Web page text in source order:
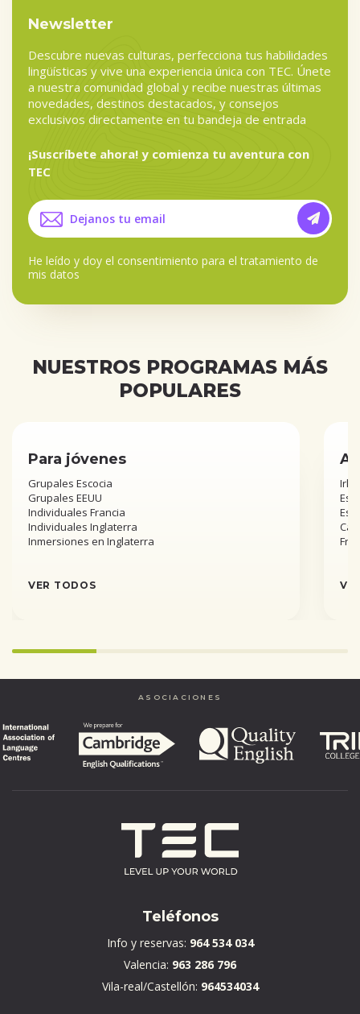
Newsletter
Descubre nuevas culturas, perfecciona tus habilidades
lingüísticas y vive una experiencia única con TEC. Únete
a nuestra comunidad global y recibe nuestras últimas
novedades, destinos destacados, y consejos
exclusivos directamente en tu bandeja de entrada
¡Suscríbete ahora! y comienza tu aventura con
TEC
He leído y doy el consentimiento para el tratamiento de
mis datos
NUESTROS PROGRAMAS MÁS
POPULARES
Para jóvenes
Grupales Escocia
Grupales EEUU
Individuales Francia
Individuales Inglaterra
Inmersiones en Inglaterra
VER TODOS
Infinity%
completed
ASOCIACIONES
Teléfonos
Info y reservas: 964 534 034
Valencia: 963 286 796
Vila-real/Castellón: 964534034